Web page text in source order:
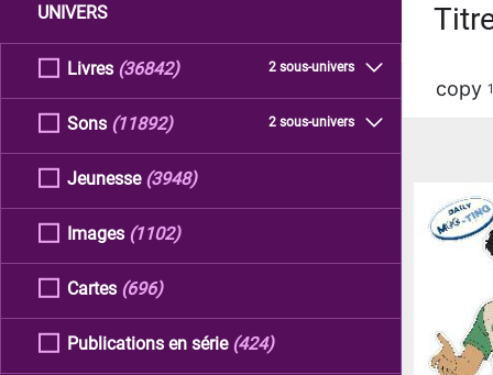
UNIVERS
Livres 2 sous-univers
(36842)
Sons 2 sous-univers
(11892)
Jeunesse (3948)
Images (1102)
Cartes (696)
Publications en série (424)
copy